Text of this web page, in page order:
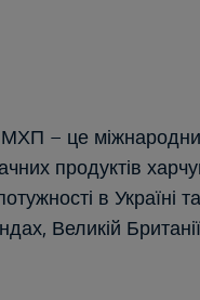
МХП – це
продуктів
в Україні
Великій